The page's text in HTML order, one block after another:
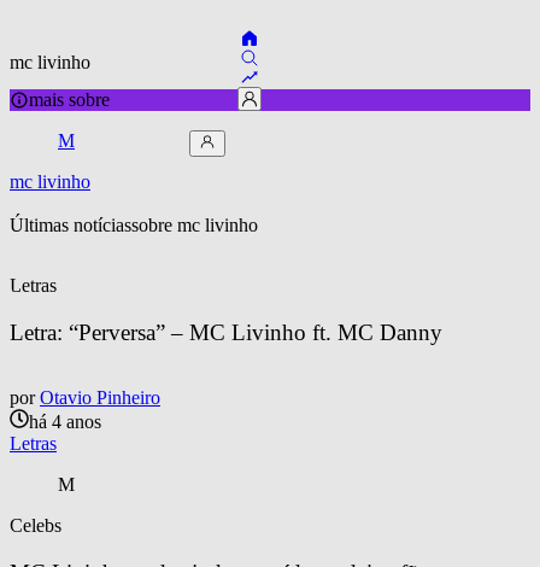
mc livinho
mais sobre
M
mc livinho
Últimas notíciassobre mc livinho
Letras
Letra: “Perversa” – MC Livinho ft. MC Danny
por Otavio Pinheiro
há 4 anos
Letras
M
Celebs